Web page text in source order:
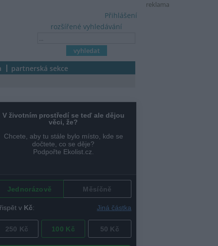
reklama
rozšířené vyhledávání
Přihlášení
partnerská sekce